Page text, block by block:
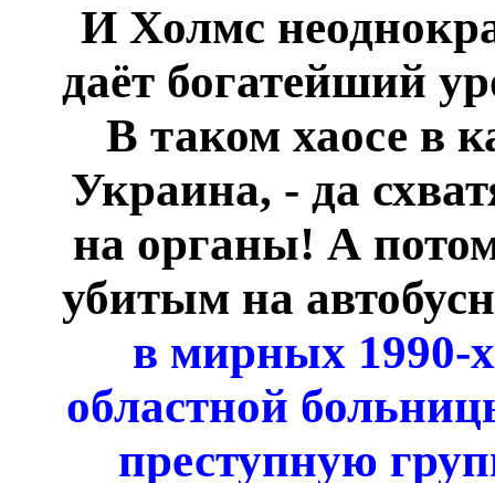
И Холмс
даёт богатейший
В таком хаосе в
Украина, - да
на органы! А
убитым на
в мирных 1990-
областной
преступную